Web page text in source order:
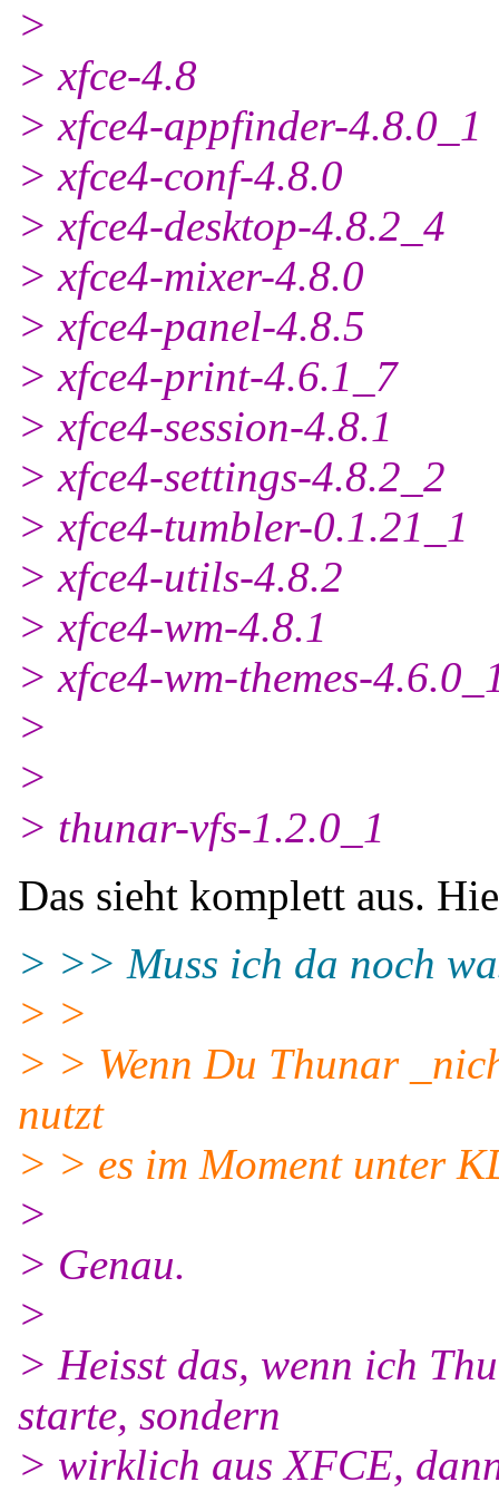
>
> xfce-4.8
> xfce4-appfinder-4.8.0_1
> xfce4-conf-4.8.0
> xfce4-desktop-4.8.2_4
> xfce4-mixer-4.8.0
> xfce4-panel-4.8.5
> xfce4-print-4.6.1_7
> xfce4-session-4.8.1
> xfce4-settings-4.8.2_2
> xfce4-tumbler-0.1.21_1
> xfce4-utils-4.8.2
> xfce4-wm-4.8.1
> xfce4-wm-themes-
>
>
> thunar-vfs-1.2.0_1
Das sieht komplett aus.
> >> Muss ich da noch
> >
> > Wenn Du Thunar
nutzt
> > es im Moment unter
>
> Genau.
>
> Heisst das, wenn ich
starte, sondern
> wirklich aus XFCE,